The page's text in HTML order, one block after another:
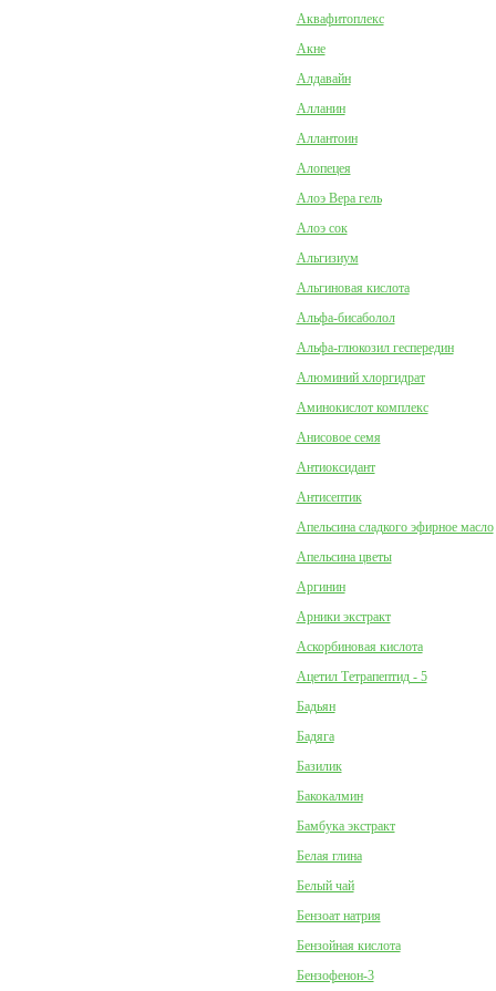
Аквафитоплекс
Акне
Алдавайн
Алланин
Аллантоин
Алопецея
Алоэ Вера гель
Алоэ сок
Альгизиум
Альгиновая кислота
Альфа-бисаболол
Альфа-глюкозил геспередин
Алюминий хлоргидрат
Аминокислот комплекс
Анисовое семя
Антиоксидант
Антисептик
Апельсина сладкого эфирное масло
Апельсина цветы
Аргинин
Арники экстракт
Аскорбиновая кислота
Ацетил Тетрапептид - 5
Бадьян
Бадяга
Базилик
Бакокалмин
Бамбука экстракт
Белая глина
Белый чай
Бензоат натрия
Бензойная кислота
Бензофенон-3